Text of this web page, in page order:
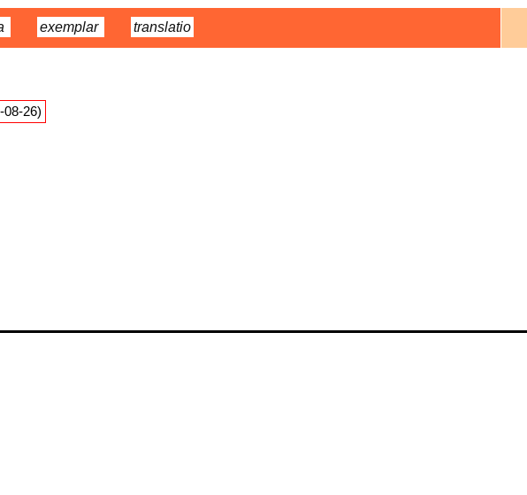
exemplar translatio
08-26)